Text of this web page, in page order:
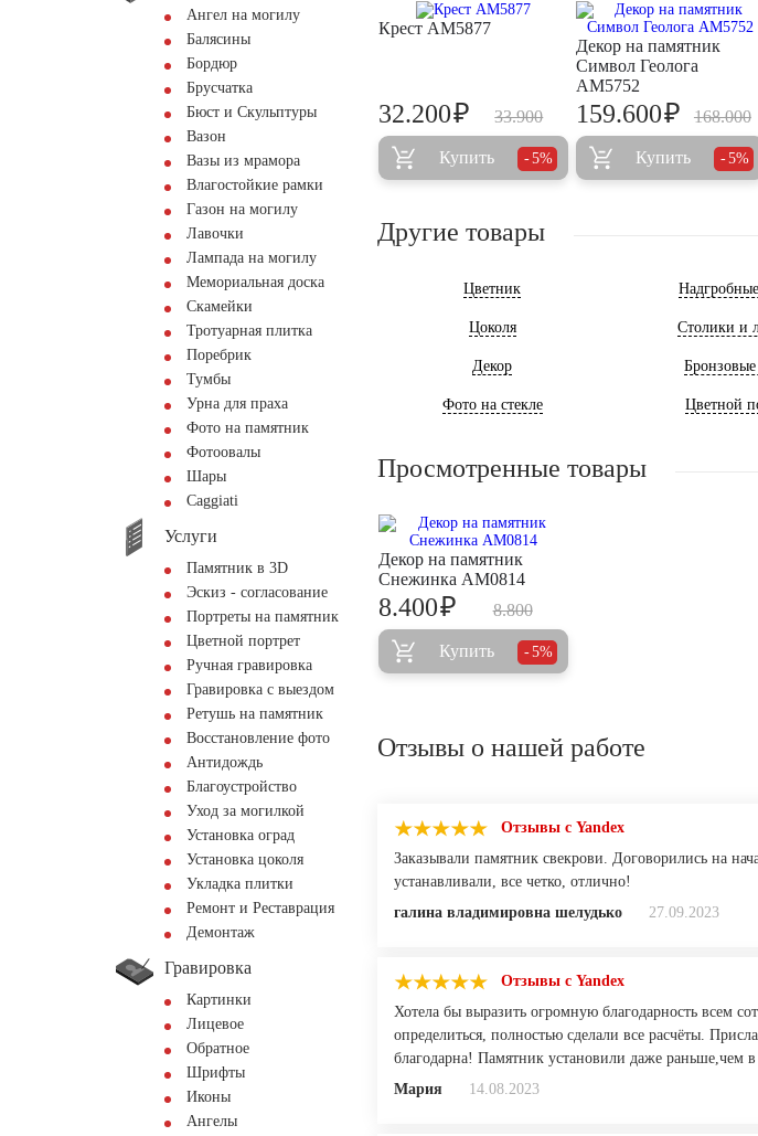
Ангел на могилу
Балясины
Бордюр
Брусчатка
Бюст и Скульптуры
Вазон
Вазы из мрамора
Влагостойкие рамки
Газон на могилу
Лавочки
Лампада на могилу
Мемориальная доска
Скамейки
Тротуарная плитка
Поребрик
Тумбы
Урна для праха
Фото на памятник
Фотоовалы
Шары
Сaggiati
Услуги
Памятник в 3D
Эскиз - согласование
Портреты на памятник
Цветной портрет
Ручная гравировка
Гравировка с выездом
Ретушь на памятник
Восстановление фото
Антидождь
Благоустройство
Уход за могилкой
Установка оград
Установка цоколя
Укладка плитки
Ремонт и Реставрация
Демонтаж
Гравировка
Картинки
Лицевое
Обратное
Шрифты
Иконы
Ангелы
Крест AM5877
33.900
32.200₽
Купить 5%
Декор на памятник
Символ Геолога
AM5752
168.000
159.600₽
Купить 5%
Другие товары
Цветник
Цоколя Столики и
Декор
Фото на стекле Цветной
Просмотренные товары
Декор на памятник
Снежинка AM0814
8.800
8.400₽
Купить 5%
Отзывы о нашей работе
Отзывы с Yandex
Заказывали памятник свекрови. Договорились на
устанавливали, все четко, отлично!
галина владимировна шелудько
27.09.2023
Отзывы с Yandex
Хотела бы выразить огромную благодарность всем
определиться, полностью сделали все расчёты.
благодарна! Памятник установили даже раньше,чем
Мария
14.08.2023